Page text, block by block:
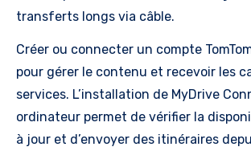
transferts longs via câble.
Créer ou connecter un compte
pour gérer le contenu et recevoir les
services. L’installation de MyDrive
ordinateur permet de vérifier la
à jour et d’envoyer des itinéraires